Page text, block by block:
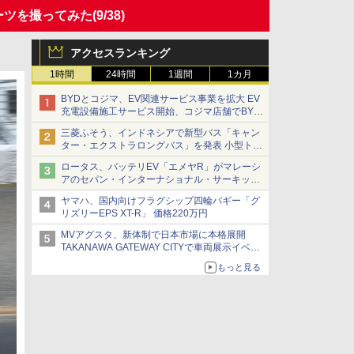
を撮ってみた(9/38)
アクセスランキング
1時間 24時間 1週間 1カ月
BYDとコジマ、EV関連サービス事業を拡大 EV
充電設備施工サービス開始、コジマ店舗でBYD
車の展示・試乗イベントを強化
三菱ふそう、インドネシアで新型バス「キャン
ター・エクストラロングバス」を発表 小型トラ
ックベースの観光・旅客輸送向けバス
ロータス、バッテリEV「エメヤR」がマレーシ
アのセパン・インターナショナル・サーキット
のBEV最速タイムを樹立
ヤマハ、国内向けフラグシップ四輪バギー「グ
リズリーEPS XT-R」 価格220万円
MVアグスタ、新体制で日本市場に本格展開
TAKANAWA GATEWAY CITYで車両展示イベン
もっと見る